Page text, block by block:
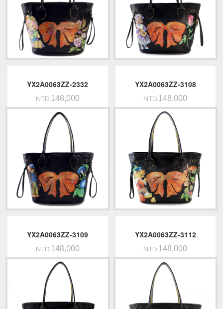
YX2A0063ZZ-2332
NTD.148,000
YX2A0063ZZ-3108
NTD.148,000
YX2A0063ZZ-3109
NTD.148,000
YX2A0063ZZ-3112
NTD.148,000